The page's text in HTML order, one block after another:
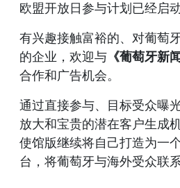
欧盟开放日参与计划已经启动
有兴趣接触富裕的、对葡萄
的企业，欢迎与 《葡萄牙新
合作和广告机会。
通过直接参与、目标受众曝
放大和宝贵的潜在客户生成
使馆版继续将自己打造为一
台，将葡萄牙与海外受众联系